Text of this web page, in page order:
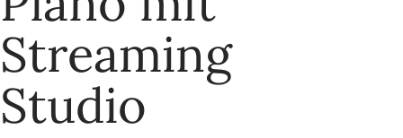
Streaming
Studio